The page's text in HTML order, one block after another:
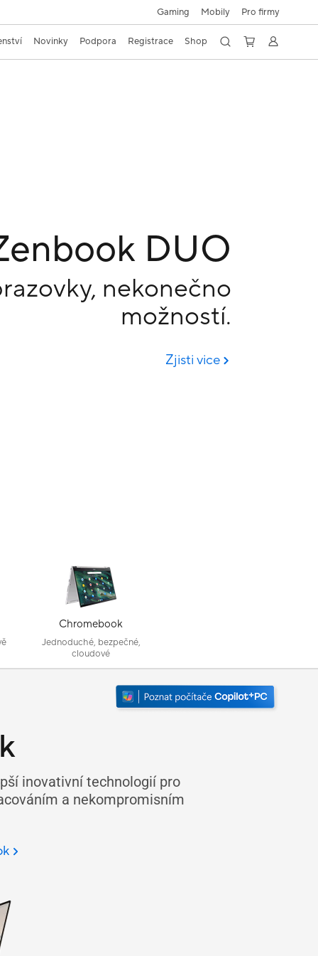
Gaming Mobily Pro firmy
Novinky Podpora Registrace Shop
DUO
nekonečno
možností.
Zjisti vice
Chromebook
Jednoduché, bezpečné,
cloudové
inovativní technologií pro
a nekompromisním